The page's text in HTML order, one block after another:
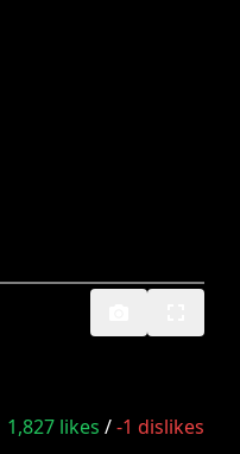
1,827 likes /-1 dislikes